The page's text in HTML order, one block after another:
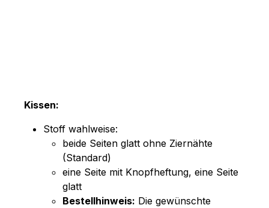
Kissen:
Stoff wahlweise:
beide Seiten glatt ohne Ziernähte
(Standard)
eine Seite mit Knopfheftung, eine Seite
glatt
Bestellhinweis: Die gewünschte